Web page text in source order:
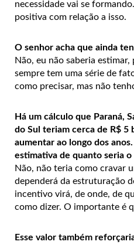
necessidade vai se
positiva com relação a isso.
O senhor acha que ainda
Não, eu não saberia
sempre tem uma série de
como precisar, mas não
Há um cálculo que Paraná,
do Sul teriam cerca de R$ 5
aumentar ao longo dos
estimativa de quanto seria
Não, não teria como cravar
dependerá da estruturação
incentivo virá, de onde, de
como dizer. O importante é
Esse valor também